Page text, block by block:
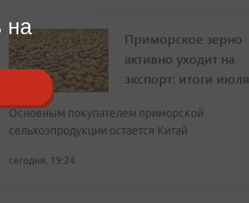
Приморское зерно
активно уходит на
экспорт: итоги июля
Основным покупателем приморской
сельхозпродукции остается Китай
сегодня, 19:24
на